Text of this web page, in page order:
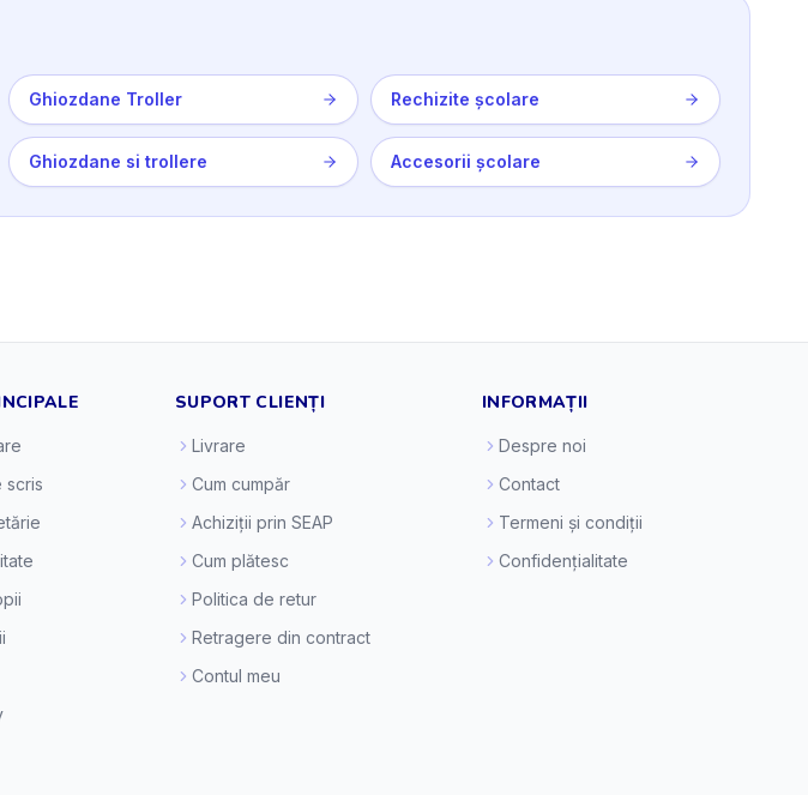
Ghiozdane Troller Rechizite școlare
Ghiozdane si trollere Accesorii școlare
scris
SUPORT CLIENȚI
Livrare
Cum cumpăr
Achiziții prin SEAP
Cum plătesc
Politica de retur
Retragere din contract
Contul meu
INFORMAȚII
Despre noi
Contact
Termeni și condiții
Confidențialitate